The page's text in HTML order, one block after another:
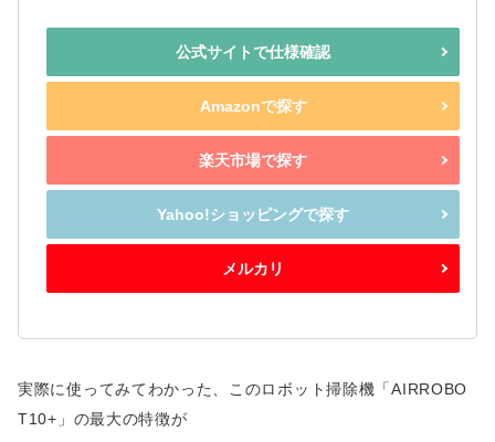
公式サイトで仕様確認
Amazonで探す
楽天市場で探す
Yahoo!ショッピングで探す
メルカリ
実際に使ってみてわかった、このロボット掃除機「AIRROBO
T10+」の最大の特徴が